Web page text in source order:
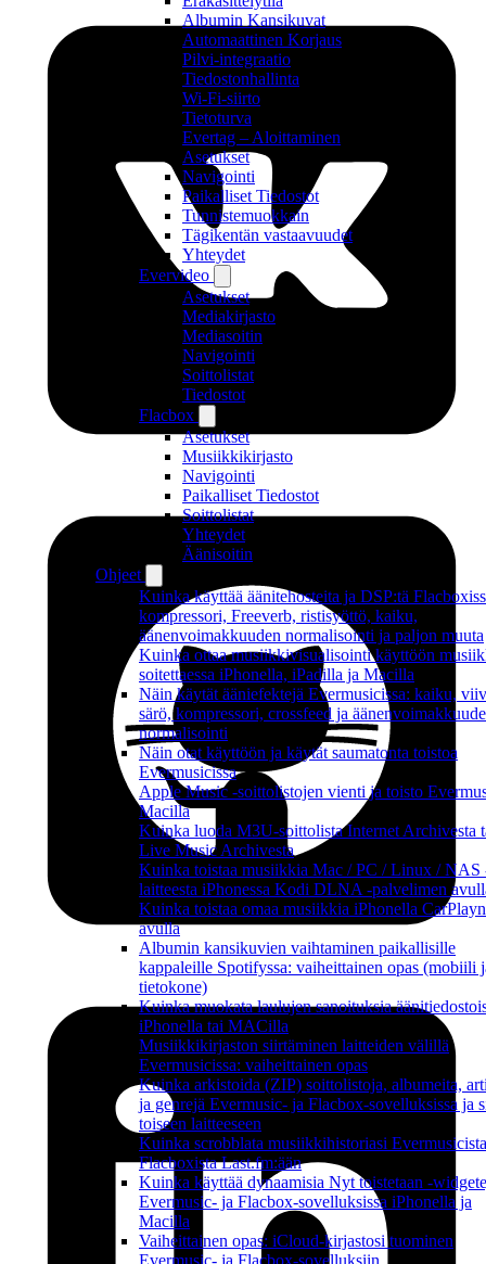
Albumin Kansikuvat
Automaattinen Korjaus
Pilvi-integraatio
Tiedostonhallinta
Wi-Fi-siirto
Tietoturva
Evertag – Aloittaminen
Asetukset
Navigointi
Paikalliset Tiedostot
Tunnistemuokkain
Tägikentän vastaavuudet
Yhteydet
Evervideo
Asetukset
Mediakirjasto
Mediasoitin
Navigointi
Soittolistat
Tiedostot
Flacbox
Asetukset
Musiikkikirjasto
Navigointi
Paikalliset Tiedostot
Soittolistat
Yhteydet
Äänisoitin
Ohjeet
Kuinka käyttää äänitehosteita ja DSP:tä
kompressori, Freeverb, ristisyöttö, kaiku,
äänenvoimakkuuden normalisointi ja paljon muuta
Kuinka ottaa musiikkivisualisointi käyttöön
soitettaessa iPhonella, iPadilla ja Macilla
Näin käytät ääniefektejä Evermusicissa: kaiku,
särö, kompressori, crossfeed ja
normalisointi
Näin otat käyttöön ja käytät saumatonta toistoa
Evermusicissa
Apple Music -soittolistojen vienti ja toisto
Macilla
Kuinka luoda M3U-soittolista Internet Archivesta
Live Music Archivesta
Kuinka toistaa musiikkia Mac / PC / Linux / NAS
laitteesta iPhonessa Kodi DLNA -palvelimen
Kuinka toistaa omaa musiikkia iPhonella CarPlayn
avulla
Albumin kansikuvien vaihtaminen paikallisille
kappaleille Spotifyssa: vaiheittainen opas (mobiili
tietokone)
Kuinka muokata laulujen sanoituksia
iPhonella tai MACilla
Musiikkikirjaston siirtäminen laitteiden välillä
Evermusicissa: vaiheittainen opas
Kuinka arkistoida (ZIP) soittolistoja, albumeita,
ja genrejä Evermusic- ja Flacbox-sovelluksissa ja
toiseen laitteeseen
Kuinka scrobblata musiikkihistoriasi
Flacboxista Last.fm:ään
Kuinka käyttää dynaamisia Nyt toistetaan -
Evermusic- ja Flacbox-sovelluksissa iPhonella ja
Macilla
Vaiheittainen opas: iCloud-kirjastosi tuominen
Evermusic- ja Flacbox-sovelluksiin